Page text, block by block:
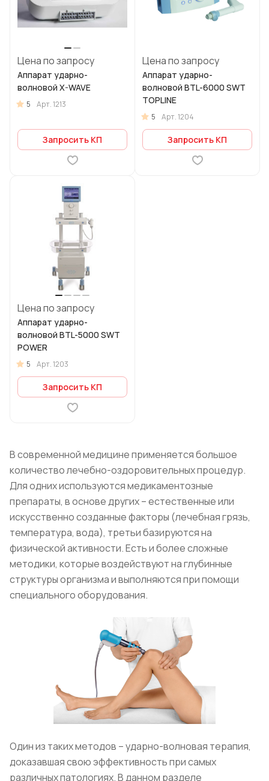
Цена по запросу
Аппарат ударно-
волновой X-WAVE
5 Арт.1213
Запросить КП
Цена по запросу
Аппарат ударно-
волновой BTL-6000 SWT
TOPLINE
5 Арт.1204
Запросить КП
Цена по запросу
Аппарат ударно-
волновой BTL-5000 SWT
POWER
5 Арт.1203
Запросить КП
В современной медицине применяется большое
количество лечебно-оздоровительных процедур.
Для одних используются медикаментозные
препараты, в основе других – естественные или
искусственно созданные факторы (лечебная грязь,
температура, вода), третьи базируются на
физической активности. Есть и более сложные
методики, которые воздействуют на глубинные
структуры организма и выполняются при помощи
специального оборудования.
Один из таких методов – ударно-волновая терапия,
доказавшая свою эффективность при самых
различных патологиях. В данном разделе